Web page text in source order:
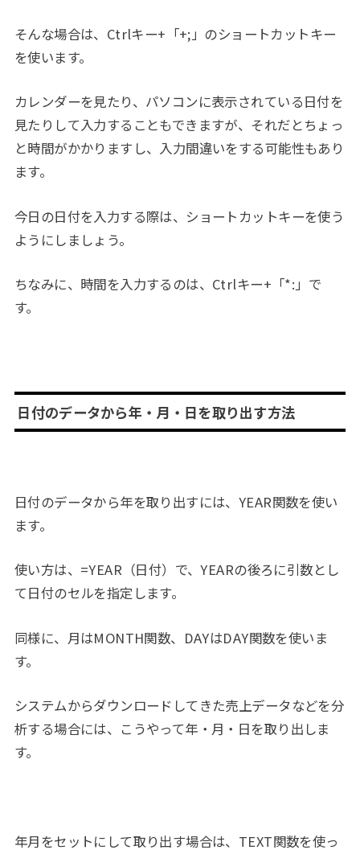
そんな場合は、Ctrlキー+「+;」のショートカットキー
を使います。
カレンダーを見たり、パソコンに表示されている日付を
見たりして入力することもできますが、それだとちょっ
と時間がかかりますし、入力間違いをする可能性もあり
ます。
今日の日付を入力する際は、ショートカットキーを使う
ようにしましょう。
ちなみに、時間を入力するのは、Ctrlキー+「*:」で
す。
日付のデータから年・月・日を取り出す方法
日付のデータから年を取り出すには、YEAR関数を使い
ます。
使い方は、=YEAR（日付）で、YEARの後ろに引数とし
て日付のセルを指定します。
同様に、月はMONTH関数、DAYはDAY関数を使いま
す。
システムからダウンロードしてきた売上データなどを分
析する場合には、こうやって年・月・日を取り出しま
す。
年月をセットにして取り出す場合は、TEXT関数を使っ